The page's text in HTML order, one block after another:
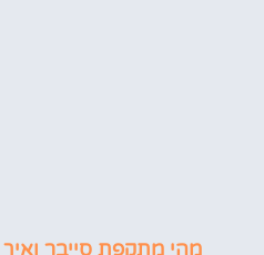
מהי מתקפת סייבר ואיך